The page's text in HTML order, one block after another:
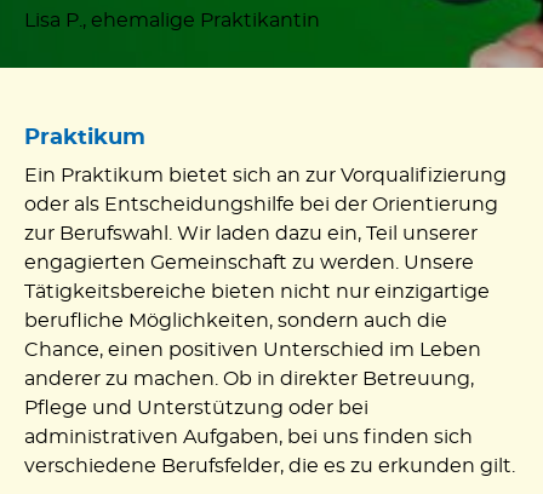
Lisa P., ehemalige Praktikantin
Praktikum
Ein Praktikum bietet sich an zur Vorqualifizierung
oder als Entscheidungshilfe bei der Orientierung
zur Berufswahl. Wir laden dazu ein, Teil unserer
engagierten Gemeinschaft zu werden. Unsere
Tätigkeitsbereiche bieten nicht nur einzigartige
berufliche Möglichkeiten, sondern auch die
Chance, einen positiven Unterschied im Leben
anderer zu machen. Ob in direkter Betreuung,
Pflege und Unterstützung oder bei
administrativen Aufgaben, bei uns finden sich
verschiedene Berufsfelder, die es zu erkunden gilt.